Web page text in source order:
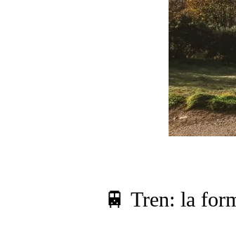
🚆 Tren: la